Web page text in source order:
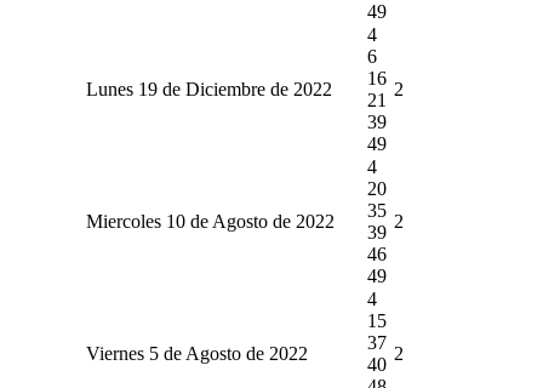
49
Lunes 19 de Diciembre de 2022
4
6
16
21
39
49
2
Miercoles 10 de Agosto de 2022
4
20
35
39
46
49
2
Viernes 5 de Agosto de 2022
4
15
37
40
2